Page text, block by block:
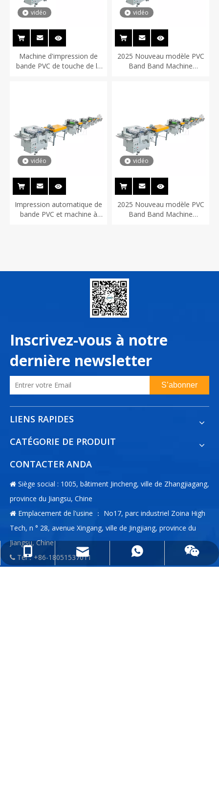
vidéo
Machine d'impression de
bande PVC de touche de la
vidéo
2025 Nouveau modèle PVC
Band Band Machine
vidéo
Impression automatique de
bande PVC et machine à
vidéo
2025 Nouveau modèle PVC
Band Band Machine
Inscrivez-vous à notre
dernière newsletter
S’abonner
LIENS RAPIDES
CATÉGORIE DE PRODUIT
CONTACTER ANDA
 Siège social : 1005, bâtiment Jincheng, ville de Zhangjiagang,
province du Jiangsu, Chine
 Emplacement de l'usine ： No17, parc industriel Zoina High
Tech, n ° 28, avenue Xingang, ville de Jingjiang, province du
Jiangsu, Chine
 Tél：+86-18051537011+86-18051537011
info@anda-china.com
+86-18051537011